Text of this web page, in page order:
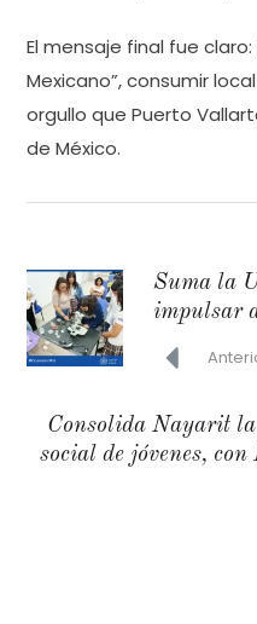
El mensaje final fue
Mexicano”, consumir
orgullo que Puerto
de México.
Suma la
impulsar
Consolida Nayarit
social de jóvenes, con